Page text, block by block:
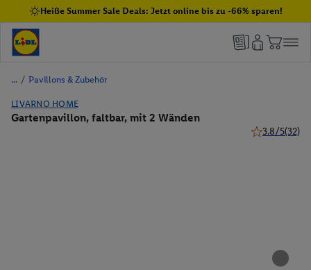
Heiße Summer Sale Deals: Jetzt online bis zu -66% sparen!
/ Pavillons & Zubehör
LIVARNO HOME
Gartenpavillon, faltbar, mit 2 Wänden
3.8/5(32)